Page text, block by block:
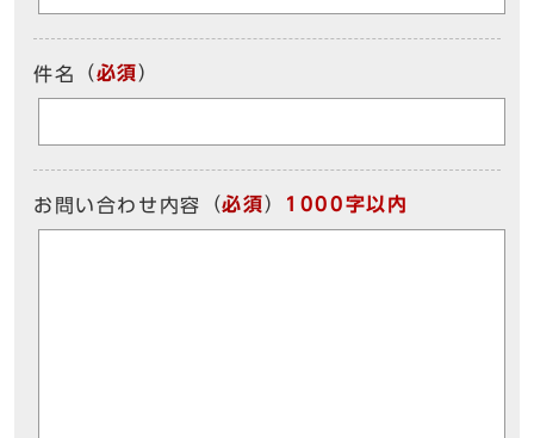
件名 （必須）
お問い合わせ内容 （必須） 1000字以内